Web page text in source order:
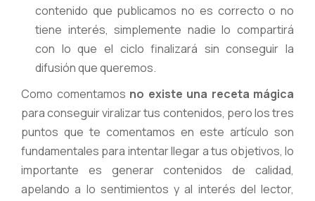
contenido que publicamos no es correcto o no
tiene interés, simplemente nadie lo compartirá
con lo que el ciclo finalizará sin conseguir la
difusión que queremos.
Como comentamos no existe una receta mágica
para conseguir viralizar tus contenidos, pero los tres
puntos que te comentamos en este artículo son
fundamentales para intentar llegar a tus objetivos, lo
importante es generar contenidos de calidad,
apelando a lo sentimientos y al interés del lector,